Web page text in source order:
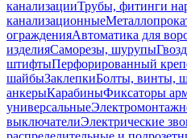
канализацииТрубы, фитинги
канализационные
огражденияАвтоматика для
изделияСаморезы, шурупы
штифтыПерфорированный
шайбыЗаклепкиБолты, винты,
анкерыКарабиныФиксаторы
универсальные
выключателиЭлектрические